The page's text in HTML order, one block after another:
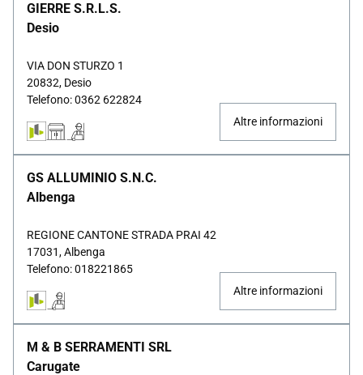
GIERRE S.R.L.S.
Desio
VIA DON STURZO 1
20832, Desio
Telefono: 0362 622824
Altre informazioni
GS ALLUMINIO S.N.C.
Albenga
REGIONE CANTONE STRADA PRAI 42
17031, Albenga
Telefono: 018221865
Altre informazioni
M & B SERRAMENTI SRL
Carugate